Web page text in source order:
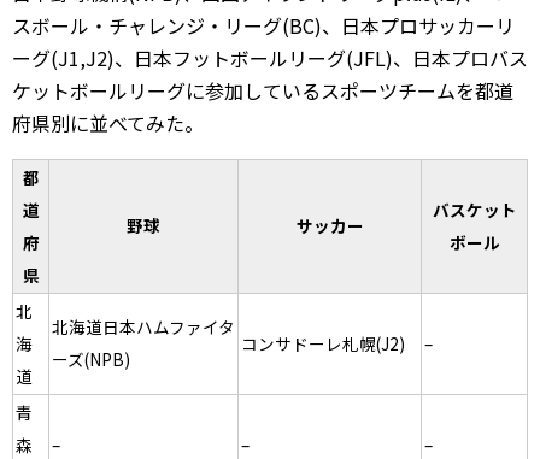
スボール・チャレンジ・リーグ(BC)、日本プロサッカーリ
ーグ(J1,J2)、日本フットボールリーグ(JFL)、日本プロバス
ケットボールリーグに参加しているスポーツチームを都道
府県別に並べてみた。
都
道
府
県
野球 サッカー
バスケット
ボール
北
海
道
北海道日本ハムファイタ
ーズ(NPB)
コンサドーレ札幌(J2) –
青
森
– – –